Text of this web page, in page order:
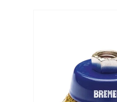
| Superficies metálicas
| Automóviles.